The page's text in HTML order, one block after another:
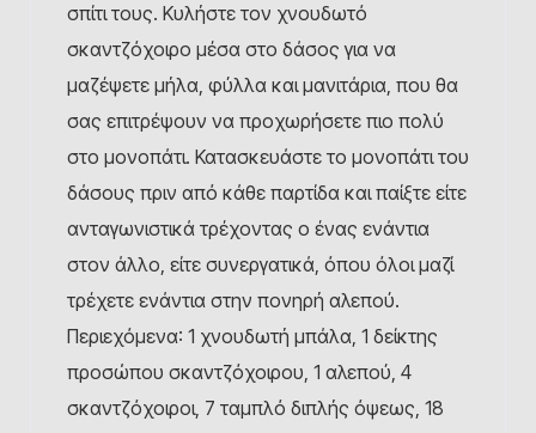
σπίτι τους. Κυλήστε τον χνουδωτό
σκαντζόχοιρο μέσα στο δάσος για να
μαζέψετε μήλα, φύλλα και μανιτάρια, που θα
σας επιτρέψουν να προχωρήσετε πιο πολύ
στο μονοπάτι. Κατασκευάστε το μονοπάτι του
δάσους πριν από κάθε παρτίδα και παίξτε είτε
ανταγωνιστικά τρέχοντας ο ένας ενάντια
στον άλλο, είτε συνεργατικά, όπου όλοι μαζί
τρέχετε ενάντια στην πονηρή αλεπού.
Περιεχόμενα: 1 χνουδωτή μπάλα, 1 δείκτης
προσώπου σκαντζόχοιρου, 1 αλεπού, 4
σκαντζόχοιροι, 7 ταμπλό διπλής όψεως, 18